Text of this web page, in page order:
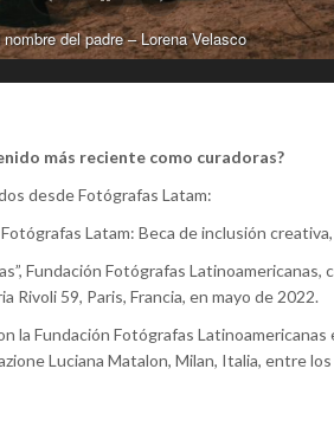
del padre – Lorena Velasco
más reciente como curadoras?
desde Fotógrafas Latam:
Latam: Beca de inclusión
Fundación Fotógrafas Latinoamericanas,
Rivoli 59, Paris, Francia, en mayo de 2022.
la Fundación Fotógrafas
Luciana Matalon, Milan, Italia, entre